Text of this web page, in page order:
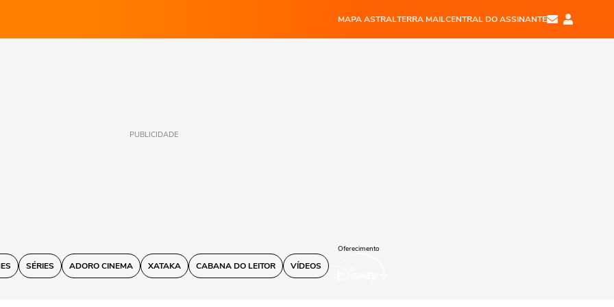
MAPA ASTRALTERRA MAILCENTRAL DO ASSINANTE
PUBLICIDADE
SÉRIES ADORO CINEMA XATAKA CABANA DO LEITOR VÍDEOS
Oferecimento